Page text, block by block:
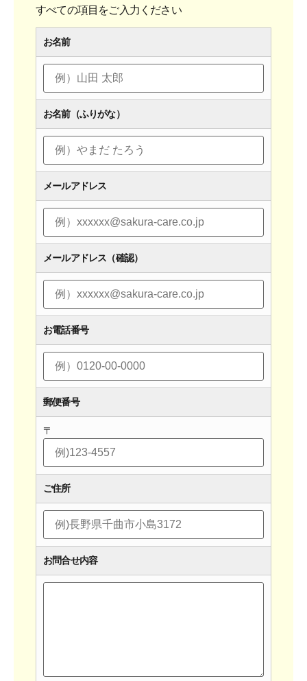
すべての項目をご入力ください
お名前
お名前（ふりがな）
メールアドレス
メールアドレス（確認）
お電話番号
郵便番号
〒
ご住所
お問合せ内容